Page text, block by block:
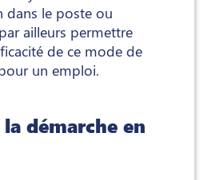
dans le poste ou
ailleurs permettre
de ce mode de
un emploi.
démarche en